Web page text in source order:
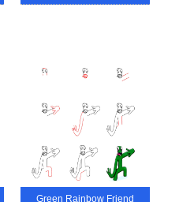
Green Rainbow Friend